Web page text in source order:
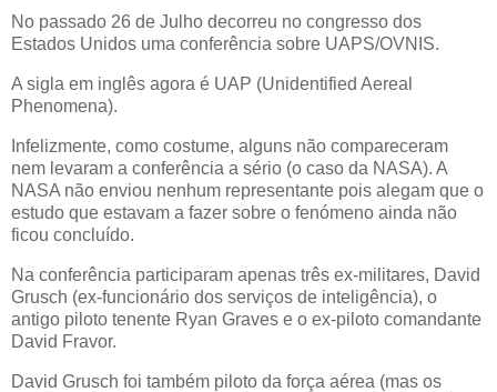
No passado 26 de Julho decorreu no congresso dos
Estados Unidos uma conferência sobre UAPS/OVNIS.
A sigla em inglês agora é UAP (Unidentified Aereal
Phenomena).
Infelizmente, como costume, alguns não compareceram
nem levaram a conferência a sério (o caso da NASA). A
NASA não enviou nenhum representante pois alegam que o
estudo que estavam a fazer sobre o fenómeno ainda não
ficou concluído.
Na conferência participaram apenas três ex-militares, David
Grusch (ex-funcionário dos serviços de inteligência), o
antigo piloto tenente Ryan Graves e o ex-piloto comandante
David Fravor.
David Grusch foi também piloto da força aérea (mas os